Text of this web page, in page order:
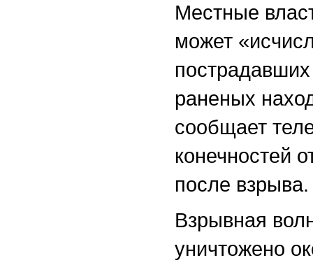
Местные
может
раненых
сообщает
конечностей
после взрыва.
Взрывная
уничтожено